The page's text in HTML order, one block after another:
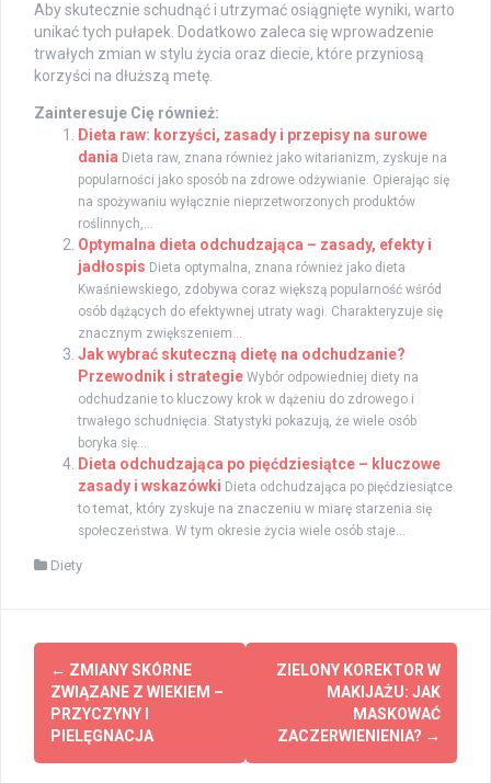
Aby skutecznie schudnąć i utrzymać osiągnięte wyniki, warto
unikać tych pułapek. Dodatkowo zaleca się wprowadzenie
trwałych zmian w stylu życia oraz diecie, które przyniosą
korzyści na dłuższą metę.
Zainteresuje Cię również:
Dieta raw: korzyści, zasady i przepisy na surowe
dania Dieta raw, znana również jako witarianizm, zyskuje na
popularności jako sposób na zdrowe odżywianie. Opierając się
na spożywaniu wyłącznie nieprzetworzonych produktów
roślinnych,...
Optymalna dieta odchudzająca – zasady, efekty i
jadłospis Dieta optymalna, znana również jako dieta
Kwaśniewskiego, zdobywa coraz większą popularność wśród
osób dążących do efektywnej utraty wagi. Charakteryzuje się
znacznym zwiększeniem...
Jak wybrać skuteczną dietę na odchudzanie?
Przewodnik i strategie Wybór odpowiedniej diety na
odchudzanie to kluczowy krok w dążeniu do zdrowego i
trwałego schudnięcia. Statystyki pokazują, że wiele osób
boryka się...
Dieta odchudzająca po pięćdziesiątce – kluczowe
zasady i wskazówki Dieta odchudzająca po pięćdziesiątce
to temat, który zyskuje na znaczeniu w miarę starzenia się
społeczeństwa. W tym okresie życia wiele osób staje...
Diety
Zobacz
wpisy
← ZMIANY SKÓRNE
ZWIĄZANE Z WIEKIEM –
PRZYCZYNY I
PIELĘGNACJA
ZIELONY KOREKTOR W
MAKIJAŻU: JAK
MASKOWAĆ
ZACZERWIENIENIA? →